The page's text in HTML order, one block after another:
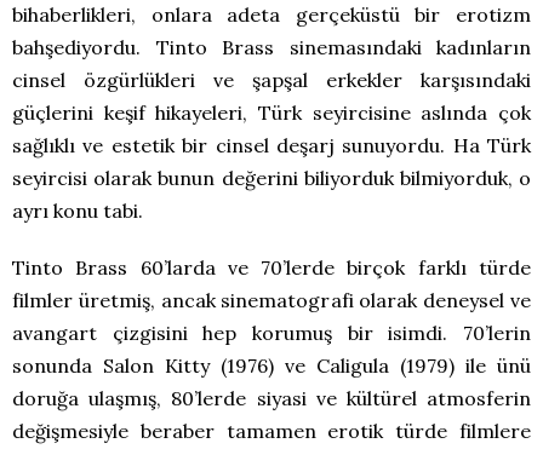
bihaberlikleri, onlara adeta gerçeküstü bir erotizm
bahşediyordu. Tinto Brass sinemasındaki kadınların
cinsel özgürlükleri ve şapşal erkekler karşısındaki
güçlerini keşif hikayeleri, Türk seyircisine aslında çok
sağlıklı ve estetik bir cinsel deşarj sunuyordu. Ha Türk
seyircisi olarak bunun değerini biliyorduk bilmiyorduk, o
ayrı konu tabi.
Tinto Brass 60’larda ve 70’lerde birçok farklı türde
filmler üretmiş, ancak sinematografi olarak deneysel ve
avangart çizgisini hep korumuş bir isimdi. 70’lerin
sonunda Salon Kitty (1976) ve Caligula (1979) ile ünü
doruğa ulaşmış, 80’lerde siyasi ve kültürel atmosferin
değişmesiyle beraber tamamen erotik türde filmlere